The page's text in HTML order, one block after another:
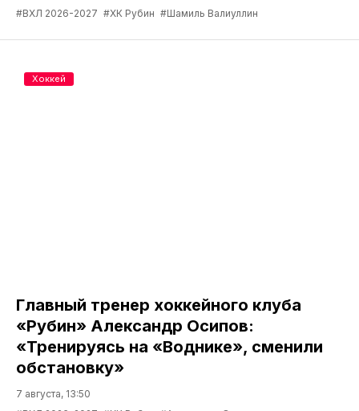
#ВХЛ 2026-2027 #ХК Рубин #Шамиль Валиуллин
Главный тренер хоккейного клуба
«Рубин» Александр Осипов:
«Тренируясь на «Воднике», сменили
обстановку»
7 августа, 13:50
Хоккей